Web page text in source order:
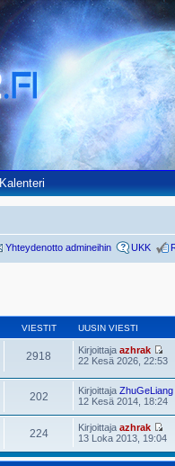
Kalenteri
Yhteydenotto admineihin UKK
VIESTIT UUSIN VIESTI
2918 Kirjoittaja azhrak
22 Kesä 2026, 22:53
202 Kirjoittaja ZhuGeLiang
12 Kesä 2014, 18:24
224 Kirjoittaja azhrak
13 Loka 2013, 19:04